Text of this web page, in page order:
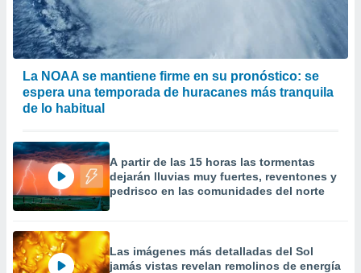
La NOAA se mantiene firme en su pronóstico: se
espera una temporada de huracanes más tranquila
de lo habitual
A partir de las 15 horas las tormentas
dejarán lluvias muy fuertes, reventones y
pedrisco en las comunidades del norte
Las imágenes más detalladas del Sol
jamás vistas revelan remolinos de energía